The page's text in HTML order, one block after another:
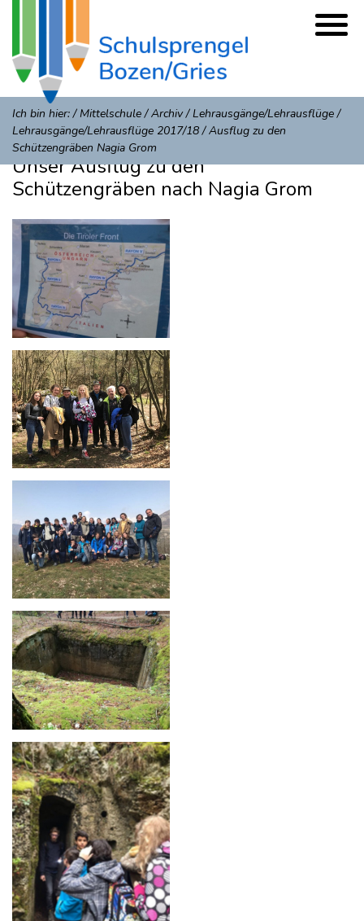
Ich bin hier:/Mittelschule/Archiv/Lehrausgänge/Lehrausflüge/
Lehrausgänge/Lehrausflüge 2017/18/Ausflug zu den
Schützengräben Nagia Grom
Unser Ausflug zu den
Schützengräben nach Nagia Grom